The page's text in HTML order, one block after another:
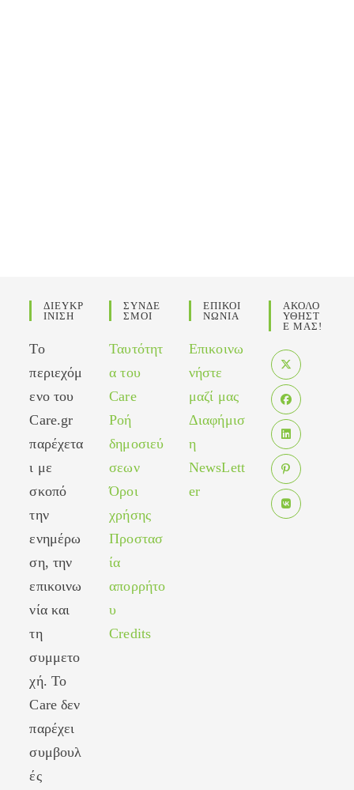
ΔΙΕΥΚΡ
ΙΝΙΣΗ
Το
περιεχόμ
ενο του
Care.gr
παρέχετα
ι με
σκοπό
την
ενημέρω
ση, την
επικοινω
νία και
τη
συμμετο
χή. Το
Care δεν
παρέχει
συμβουλ
ές
ΣΥΝΔΕ
ΣΜΟΙ
Ταυτότητ
α του
Care
Ροή
δημοσιεύ
σεων
Όροι
χρήσης
Προστασ
ία
απορρήτο
υ
Credits
ΕΠΙΚΟΙ
ΝΩΝΙΑ
Επικοινω
νήστε
μαζί μας
Διαφήμισ
η
NewsLett
er
ΑΚΟΛΟ
ΥΘΗΣΤ
Ε ΜΑΣ!
Opens
in
a
new
tab
Opens
in
a
new
tab
Opens
in
a
new
Opens
in